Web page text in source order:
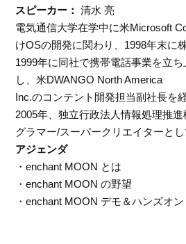
スピーカー： 清水 亮
電気通信大学在学中に米Microsoft
けOSの開発に関わり、1998年末に
1999年に同社で携帯電話事業を立
し、米DWANGO North America
Inc.のコンテント開発担当副社長を
2005年、独立行政法人情報処理推
グラマー/スーパークリエイターとし
アジェンダ
・enchant MOON とは
・enchant MOON の野望
・enchant MOON デモ＆ハンズオン